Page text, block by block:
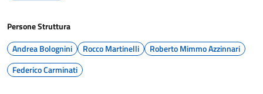
Persone Struttura
Andrea Bolognini
Rocco Martinelli
Roberto Mimmo Azzinnari
Federico Carminati